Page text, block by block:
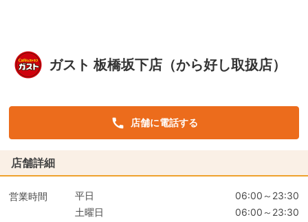
ガスト 板橋坂下店（から好し取扱店）
店舗に電話する
店舗詳細
営業時間 平日
06:00～23:30
土曜日
06:00～23:30